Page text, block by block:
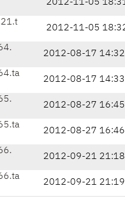
2012-11-05 18:31
2012-11-05 18:32
2012-08-17 14:32
2012-08-17 14:33
2012-08-27 16:45
2012-08-27 16:46
2012-09-21 21:18
2012-09-21 21:19